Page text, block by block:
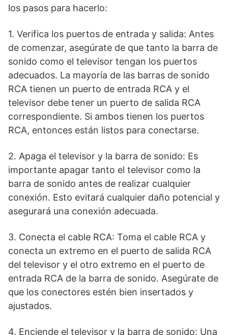
los pasos para hacerlo:
1. Verifica los puertos de entrada y salida: Antes
de comenzar, asegúrate de que tanto la barra de
sonido como el televisor tengan los puertos
adecuados. La mayoría de las barras de sonido
RCA tienen un puerto de entrada RCA y el
televisor debe tener un puerto de salida RCA
correspondiente. Si ambos tienen los puertos
RCA, entonces están listos para conectarse.
2. Apaga el televisor y la barra de sonido: Es
importante apagar tanto el televisor como la
barra de sonido antes de realizar cualquier
conexión. Esto evitará cualquier daño potencial y
asegurará una conexión adecuada.
3. Conecta el cable RCA: Toma el cable RCA y
conecta un extremo en el puerto de salida RCA
del televisor y el otro extremo en el puerto de
entrada RCA de la barra de sonido. Asegúrate de
que los conectores estén bien insertados y
ajustados.
4. Enciende el televisor y la barra de sonido: Una